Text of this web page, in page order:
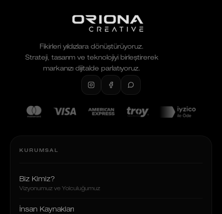
Fikirleri yıldızlara dönüştürüyoruz.
Strateji, tasarım ve teknolojiyi birleştirerek
markanızı dijitalde parlatıyoruz.
KURUMSAL
Biz Kimiz?
Vizyonumuz ve Yolculuğumuz
İnsan Kaynakları